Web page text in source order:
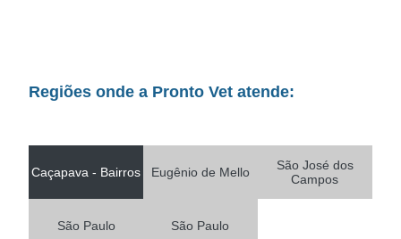
Regiões onde a Pronto Vet atende:
Caçapava - Bairros Eugênio de Mello
São José dos
Campos
São Paulo São Paulo